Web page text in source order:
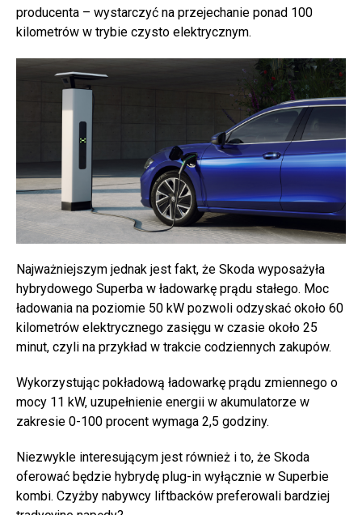
producenta – wystarczyć na przejechanie ponad 100
kilometrów w trybie czysto elektrycznym.
Najważniejszym jednak jest fakt, że Skoda wyposażyła
hybrydowego Superba w ładowarkę prądu stałego. Moc
ładowania na poziomie 50 kW pozwoli odzyskać około 60
kilometrów elektrycznego zasięgu w czasie około 25
minut, czyli na przykład w trakcie codziennych zakupów.
Wykorzystując pokładową ładowarkę prądu zmiennego o
mocy 11 kW, uzupełnienie energii w akumulatorze w
zakresie 0-100 procent wymaga 2,5 godziny.
Niezwykle interesującym jest również i to, że Skoda
oferować będzie hybrydę plug-in wyłącznie w Superbie
kombi. Czyżby nabywcy liftbacków preferowali bardziej